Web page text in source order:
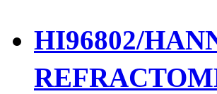
HI96802/